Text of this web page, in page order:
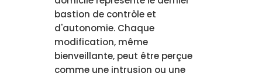
bastion de contrôle et
d'autonomie. Chaque
modification, même
bienveillante, peut être perçue
comme une intrusion ou une